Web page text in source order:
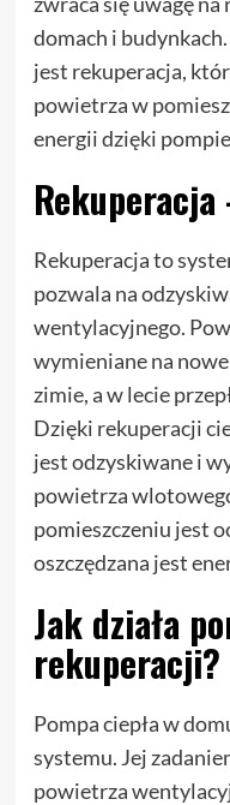
domach i
jest rekuperacja,
powietrza w
energii dzięki pompie
Rekuperacja to
pozwala na
wentylacyjnego.
wymieniane na
zimie, a w lecie
Dzięki rekuperacji
jest odzyskiwane i
powietrza
pomieszczeniu jest
oszczędzana jest
Jak działa
rekuperacji?
Pompa ciepła w
systemu. Jej
powietrza